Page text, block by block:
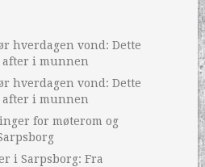
hverdagen vond: Dette
i munnen
hverdagen vond: Dette
i munnen
for møterom og
i Sarpsborg: Fra